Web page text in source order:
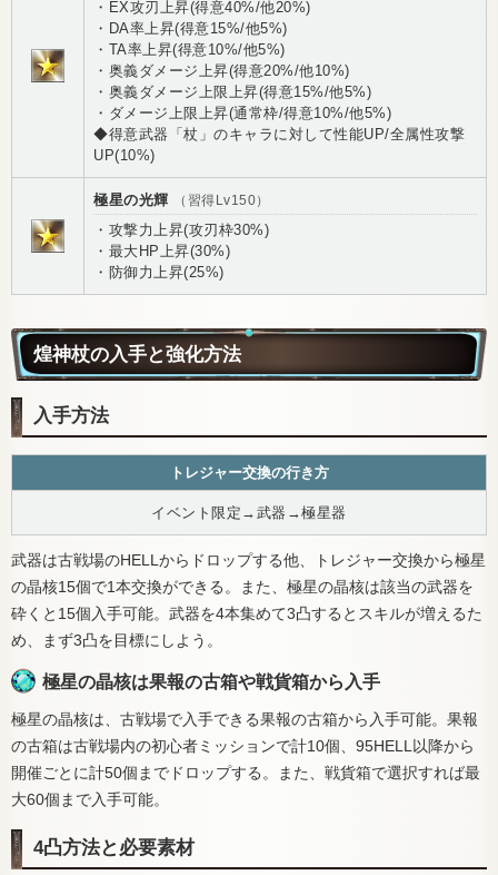
・EX攻刃上昇(得意40%/他20%)
・DA率上昇(得意15%/他5%)
・TA率上昇(得意10%/他5%)
・奥義ダメージ上昇(得意20%/他10%)
・奥義ダメージ上限上昇(得意15%/他5%)
・ダメージ上限上昇(通常枠/得意10%/他5%)
◆得意武器「杖」のキャラに対して性能UP/全属性攻撃
UP(10%)
極星の光輝 （習得Lv150）
・攻撃力上昇(攻刃枠30%)
・最大HP上昇(30%)
・防御力上昇(25%)
煌神杖の入手と強化方法
入手方法
トレジャー交換の行き方
イベント限定→武器→極星器
武器は古戦場のHELLからドロップする他、トレジャー交換から極星
の晶核15個で1本交換ができる。また、極星の晶核は該当の武器を
砕くと15個入手可能。武器を4本集めて3凸するとスキルが増えるた
め、まず3凸を目標にしよう。
極星の晶核は果報の古箱や戦貨箱から入手
極星の晶核は、古戦場で入手できる果報の古箱から入手可能。果報
の古箱は古戦場内の初心者ミッションで計10個、95HELL以降から
開催ごとに計50個までドロップする。また、戦貨箱で選択すれば最
大60個まで入手可能。
4凸方法と必要素材